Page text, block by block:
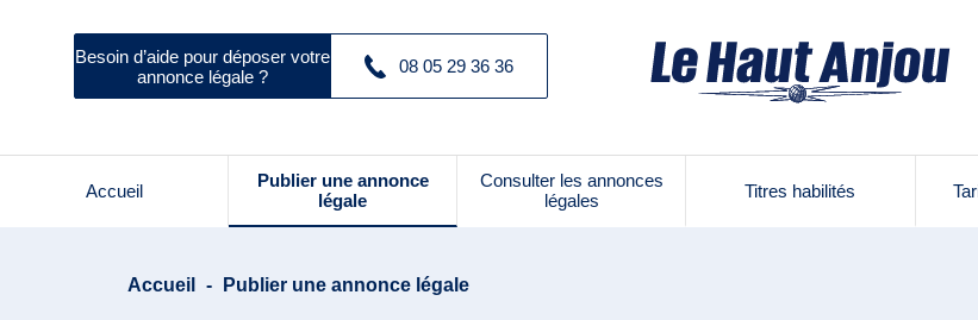
Besoin d’aide pour déposer votre
annonce légale ?
08 05 29 36 36
Accueil
Publier une annonce
légale
Consulter les annonces
légales
Titres habilités
Accueil - Publier une annonce légale